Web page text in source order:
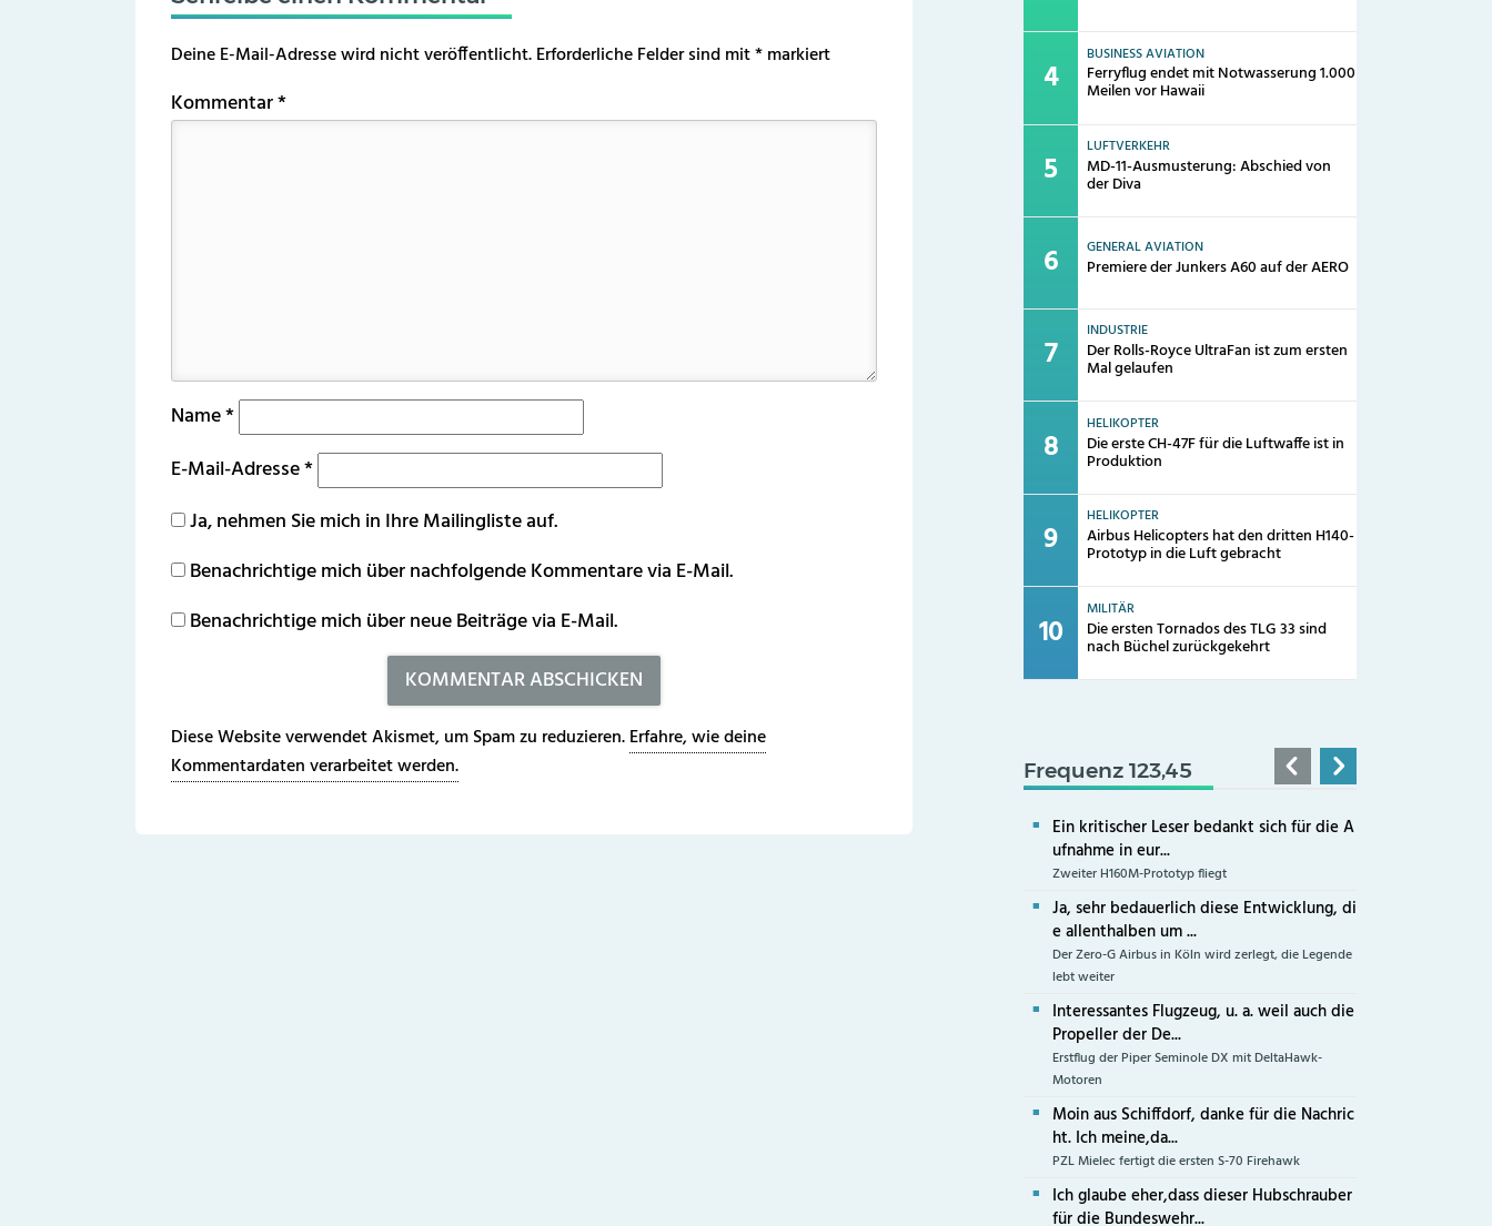
Deine E-Mail-Adresse wird nicht veröffentlicht.Erforderliche Felder sind mit*markiert
Kommentar*
Name*
E-Mail-Adresse*
Ja, nehmen Sie mich in Ihre Mailingliste auf.
Benachrichtige mich über nachfolgende Kommentare via E-Mail.
Benachrichtige mich über neue Beiträge via E-Mail.
Diese Website verwendet Akismet, um Spam zu reduzieren.Erfahre, wie deine
Kommentardaten verarbeitet werden.
BUSINESS AVIATION
Ferryflug endet mit Notwasserung 1.000
Meilen vor Hawaii
LUFTVERKEHR
MD-11-Ausmusterung: Abschied von
der Diva
GENERAL AVIATION
Premiere der Junkers A60 auf der AERO
INDUSTRIE
Der Rolls-Royce UltraFan ist zum ersten
Mal gelaufen
HELIKOPTER
Die erste CH-47F für die Luftwaffe ist in
Produktion
HELIKOPTER
Airbus Helicopters hat den dritten H140-
Prototyp in die Luft gebracht
MILITÄR
Die ersten Tornados des TLG 33 sind
nach Büchel zurückgekehrt
Frequenz 123,45
Ein kritischer Leser bedankt sich für die A
ufnahme in eur...
Zweiter H160M-Prototyp fliegt
Ja, sehr bedauerlich diese Entwicklung, di
e allenthalben um ...
Der Zero-G Airbus in Köln wird zerlegt, die Legende
lebt weiter
Interessantes Flugzeug, u. a. weil auch die
Propeller der De...
Erstflug der Piper Seminole DX mit DeltaHawk-
Motoren
Moin aus Schiffdorf, danke für die Nachric
ht. Ich meine,da...
PZL Mielec fertigt die ersten S-70 Firehawk
Ich glaube eher,dass dieser Hubschrauber
für die Bundeswehr...